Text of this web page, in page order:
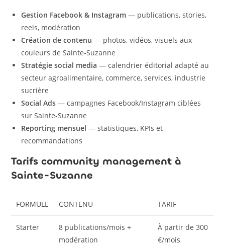
Gestion Facebook & Instagram — publications, stories,
reels, modération
Création de contenu — photos, vidéos, visuels aux
couleurs de Sainte-Suzanne
Stratégie social media — calendrier éditorial adapté au
secteur agroalimentaire, commerce, services, industrie
sucrière
Social Ads — campagnes Facebook/Instagram ciblées
sur Sainte-Suzanne
Reporting mensuel — statistiques, KPIs et
recommandations
Tarifs community management à
Sainte-Suzanne
FORMULE CONTENU TARIF
Starter
8 publications/mois +
modération
À partir de 300
€/mois